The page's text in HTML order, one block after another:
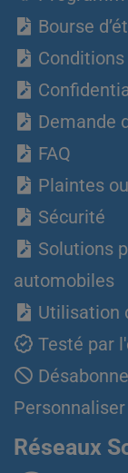
Bourse
Demande
FAQ
Plaintes
Sécurité
Solutions
automobiles
Utilisation
Testé par
Réseaux